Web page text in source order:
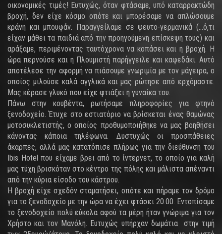
οικονομικές τιμές! Ευτυχώς, όταν φτάσαμε, υπό καταρρακτώδη
βροχή, δεν είχε κόσμο οπότε και μπορέσαμε να απλώσουμε
κράνη και μπουφάν. Παραγγείλαμε σε ψευτο-γερμανικά (...ό,τι
είχαν μάθει τα παιδιά από την προηγούμενη επίσκεψη τους) και
αράξαμε, περιμένοντας ταυτόχρονα να κοπάσει και η βροχή. Η
ώρα περνούσε και η Πλουμιστή παρήγγειλε και καφεδάκι. Αυτό
αποτέλεσε την αφορμή να πιάσουμε γνωριμία με τον μάγειρα, ο
οποίος μιλούσε καλά αγγλικά και μας ρώτησε από ερχόμαστε.
Μας κέρασε γλυκό που είχε φτιάξει η γυναίκα του.
Πάνω στην κουβέντα, ρωτήσαμε πληροφορίες για φτηνό
ξενοδοχείο. Έτυχε στο εστιατόριο να βρίσκεται ένας θαμώνας
μοτοσυκλετιστής, ο οποίος προθυμοποιήθηκε να μας βοηθήσει
κάνοντας κάποια τηλέφωνα. Δυστυχώς οι προσπάθειες
άκαρπες, αλλά μας κατατόπισε πλήρως για την διεύθυνση του
Ibis Hotel που είχαμε βρει από το ίντερνετ, το οποίο για καλή
μας τύχη βρισκόταν στο κέντρο της πόλης και μάλιστα απέναντι
από την κύρια είσοδο του κάστρου.
Η βροχή είχε σχεδόν σταματήσει, οπότε και πήραμε τον δρόμο
για το ξενοδοχείο με την ώρα να έχει φτάσει 20.00. Εντοπίσαμε
το ξενοδοχείο πολύ εύκολα αφού τα μέρη ήταν γνώριμα για τον
Χρήστο και τον Μανόλη. Ευτυχώς υπήρχαν δωμάτια στην τιμή